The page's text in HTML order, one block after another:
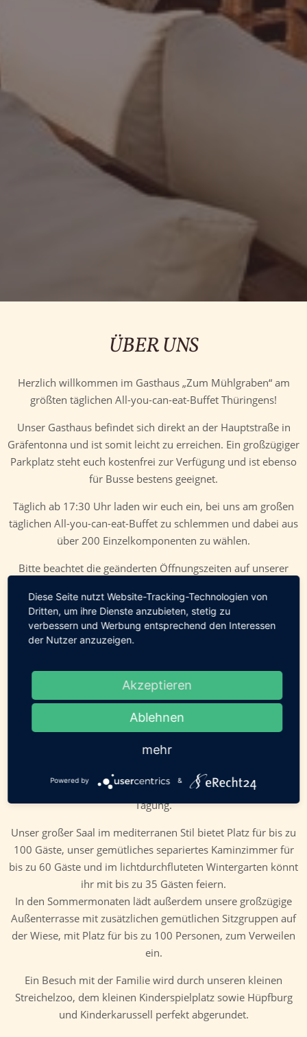
ÜBER UNS
Herzlich willkommen im Gasthaus „Zum Mühlgraben“ am
größten täglichen All-you-can-eat-Buffet Thüringens!
Unser Gasthaus befindet sich direkt an der Hauptstraße in
Gräfentonna und ist somit leicht zu erreichen. Ein großzügiger
Parkplatz steht euch kostenfrei zur Verfügung und ist ebenso
für Busse bestens geeignet.
Täglich ab 17:30 Uhr laden wir euch ein, bei uns am großen
täglichen All-you-can-eat-Buffet zu schlemmen und dabei aus
über 200 Einzelkomponenten zu wählen.
Bitte beachtet die geänderten Öffnungszeiten auf unserer
Danke für euer Verständnis!
Samstags und sonntags empfangen wir euch bereits ab 11
inklusive Prosecco satt. Ab 11:30 Uhr wird unser
umfangreiches Buffet eröffnet.
Ihr sucht noch eine geeignete Location für euer nächstes
Event?
Gern stellen wir unsere Räumlichkeiten dafür zur Verfügung,
gehen individuell auf eure Wünsche ein und planen mit euch
gemeinsam eine unvergessliche Veranstaltung oder auch
Tagung.
Unser großer Saal im mediterranen Stil bietet Platz für bis zu
100 Gäste, unser gemütliches separiertes Kaminzimmer für
bis zu 60 Gäste und im lichtdurchfluteten Wintergarten könnt
ihr mit bis zu 35 Gästen feiern.
In den Sommermonaten lädt außerdem unsere großzügige
Außenterrasse mit zusätzlichen gemütlichen Sitzgruppen auf
der Wiese, mit Platz für bis zu 100 Personen, zum Verweilen
ein.
Ein Besuch mit der Familie wird durch unseren kleinen
Streichelzoo, dem kleinen Kinderspielplatz sowie Hüpfburg
und Kinderkarussell perfekt abgerundet.
Diese Seite nutzt Website-Tracking-Technologien von
Dritten, um ihre Dienste anzubieten, stetig zu
verbessern und Werbung entsprechend den Interessen
der Nutzer anzuzeigen.
Akzeptieren
Ablehnen
mehr
Powered by &